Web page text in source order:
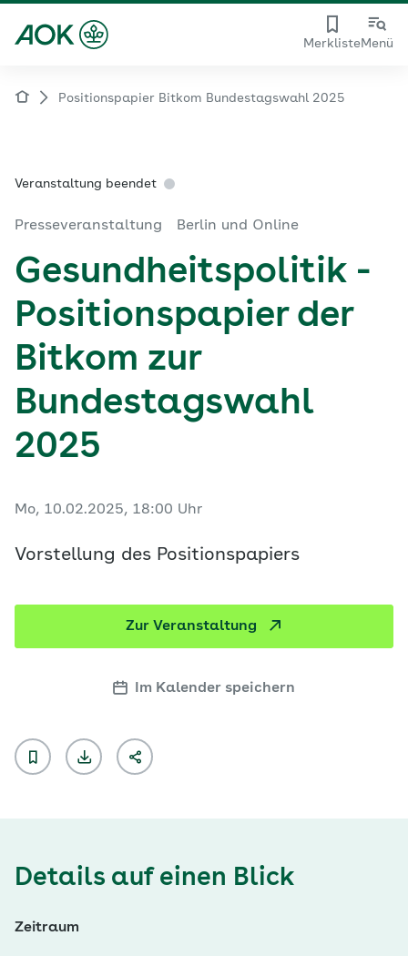
MerklisteMenü
Positionspapier Bitkom Bundestagswahl 2025
Veranstaltung beendet
Presseveranstaltung Berlin und Online
Gesundheitspolitik -
Positionspapier der
Bitkom zur
Bundestagswahl
2025
Mo, 10.02.2025, 18:00 Uhr
Vorstellung des Positionspapiers
Zur Veranstaltung
Im Kalender speichern
Details auf einen Blick
Zeitraum